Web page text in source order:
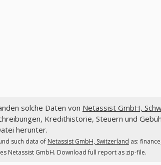
solche Daten von Netassist GmbH,
Kredithistorie, Steuern und
herunter.
such data of Netassist GmbH, Switzerland as:
Netassist GmbH. Download full report as zip-file.